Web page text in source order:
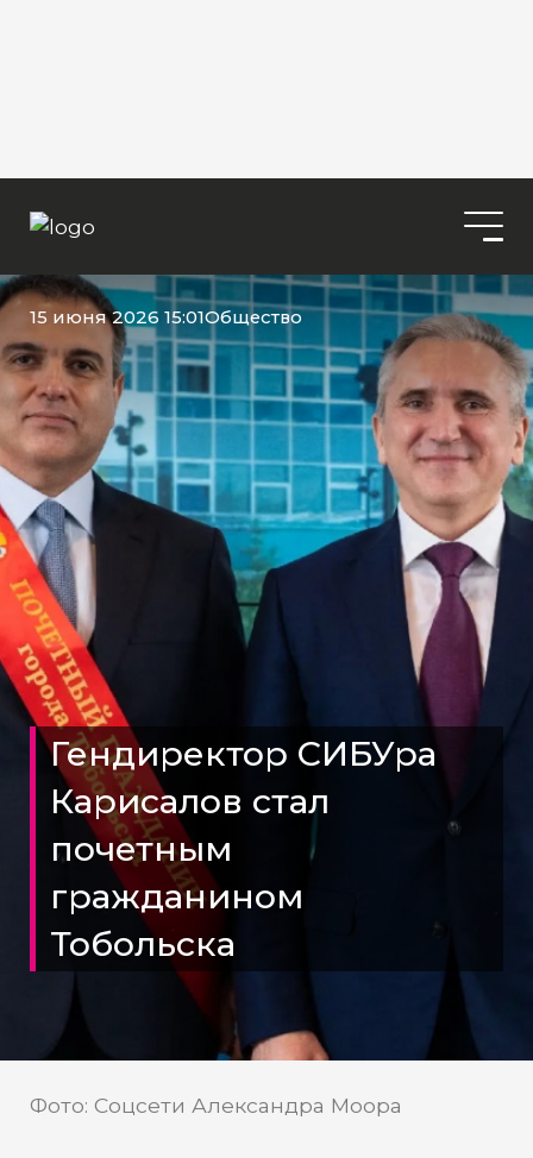
15 июня 2026 15:01Общество
Гендиректор СИБУра
Карисалов стал
почетным
гражданином
Тобольска
Фото: Соцсети Александра Моора